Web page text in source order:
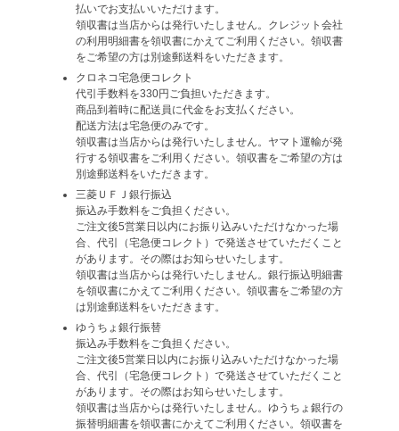
払いでお支払いいただけます。
領収書は当店からは発行いたしません。クレジット会社
の利用明細書を領収書にかえてご利用ください。領収書
をご希望の方は別途郵送料をいただきます。
クロネコ宅急便コレクト
代引手数料を330円ご負担いただきます。
商品到着時に配送員に代金をお支払ください。
配送方法は宅急便のみです。
領収書は当店からは発行いたしません。ヤマト運輸が発
行する領収書をご利用ください。領収書をご希望の方は
別途郵送料をいただきます。
三菱ＵＦＪ銀行振込
振込み手数料をご負担ください。
ご注文後5営業日以内にお振り込みいただけなかった場
合、代引（宅急便コレクト）で発送させていただくこと
があります。その際はお知らせいたします。
領収書は当店からは発行いたしません。銀行振込明細書
を領収書にかえてご利用ください。領収書をご希望の方
は別途郵送料をいただきます。
ゆうちょ銀行振替
振込み手数料をご負担ください。
ご注文後5営業日以内にお振り込みいただけなかった場
合、代引（宅急便コレクト）で発送させていただくこと
があります。その際はお知らせいたします。
領収書は当店からは発行いたしません。ゆうちょ銀行の
振替明細書を領収書にかえてご利用ください。領収書を